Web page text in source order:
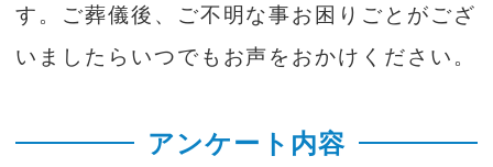
す。ご葬儀後、ご不明な事お困りごとがござ
いましたらいつでもお声をおかけください。
アンケート内容